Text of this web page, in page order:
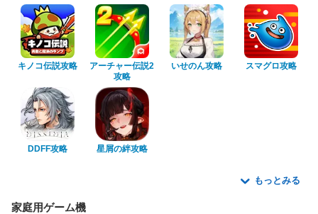
キノコ伝説攻略
アーチャー伝説2
攻略
いせのん攻略 スマグロ攻略
DDFF攻略 星屑の絆攻略
もっとみる
家庭用ゲーム機